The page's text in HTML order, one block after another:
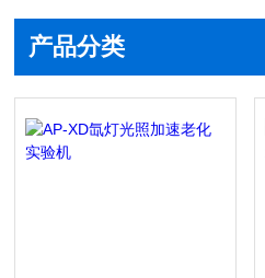
产品分类